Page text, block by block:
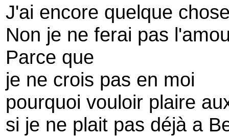
J'ai encore quelque
Non je ne ferai pas
Parce que
je ne crois pas en moi
pourquoi vouloir plaire
si je ne plait pas déjà a